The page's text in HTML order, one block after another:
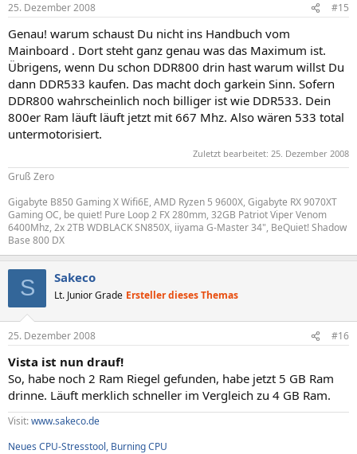
Maximale Größe 16 KB
Installierte Größe 16 KB
Unterstützter SRAM Typ Synchronous
Aktueller SRAM Typ Synchronous
Fehlerkorrektur Single-bit ECC
Sockelbezeichnung L1 Cache
[ Cache / L2 Cache ]
Cache Eigenschaften:
Status Aktiviert
Assoziativität 4-way Set-Associative
Maximale Größe 2048 KB
Installierte Größe 2048 KB
Unterstützter SRAM Typ Synchronous
Aktueller SRAM Typ Synchronous
Fehlerkorrektur Single-bit ECC
Sockelbezeichnung L2 Cache
[ Cache / L3 Cache ]
Cache Eigenschaften:
Typ Intern
Status Deaktiviert
Betriebmodus Varies with Memory Address
Maximale Größe 0 KB
Installierte Größe 0 KB
Unterstützter SRAM Typ Synchronous
Aktueller SRAM Typ Synchronous
25. Dezember 2008 #15
Genau! warum schaust Du nicht ins Handbuch vom
Mainboard . Dort steht ganz genau was das Maximum ist.
Übrigens, wenn Du schon DDR800 drin hast warum willst Du
dann DDR533 kaufen. Das macht doch garkein Sinn. Sofern
DDR800 wahrscheinlich noch billiger ist wie DDR533. Dein
800er Ram läuft läuft jetzt mit 667 Mhz. Also wären 533 total
untermotorisiert.
Zuletzt bearbeitet: 25. Dezember 2008
Gruß Zero
Gigabyte B850 Gaming X Wifi6E, AMD Ryzen 5 9600X, Gigabyte RX 9070XT
Gaming OC, be quiet! Pure Loop 2 FX 280mm, 32GB Patriot Viper Venom
6400Mhz, 2x 2TB WDBLACK SN850X, iiyama G-Master 34", BeQuiet! Shadow
Base 800 DX
S Sakeco
Lt. Junior Grade Ersteller dieses Themas
25. Dezember 2008 #16
Vista ist nun drauf!
So, habe noch 2 Ram Riegel gefunden, habe jetzt 5 GB Ram
drinne. Läuft merklich schneller im Vergleich zu 4 GB Ram.
Visit:www.sakeco.de
Neues CPU-Stresstool, Burning CPU